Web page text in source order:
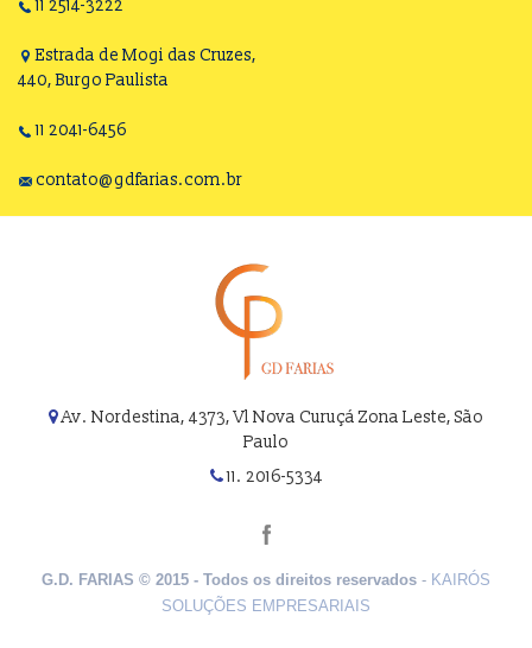
11 2514-3222
Estrada de Mogi das Cruzes,
440, Burgo Paulista
11 2041-6456
contato@gdfarias.com.br
Av. Nordestina, 4373, Vl Nova Curuçá Zona Leste, São
Paulo
11. 2016-5334
G.D. FARIAS © 2015 - Todos os direitos reservados - KAIRÓS
SOLUÇÕES EMPRESARIAIS